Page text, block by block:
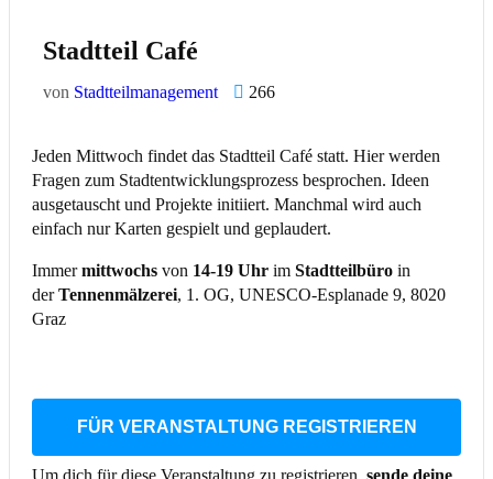
Stadtteil Café
von Stadtteilmanagement 266
Jeden Mittwoch findet das Stadtteil Café statt. Hier werden
Fragen zum Stadtentwicklungsprozess besprochen. Ideen
ausgetauscht und Projekte initiiert. Manchmal wird auch
einfach nur Karten gespielt und geplaudert.
Immermittwochs von 14-19 Uhr im Stadtteilbüro in
derTennenmälzerei, 1. OG, UNESCO-Esplanade 9, 8020
Graz
FÜR VERANSTALTUNG REGISTRIEREN
Um dich für diese Veranstaltung zu registrieren, sende deine